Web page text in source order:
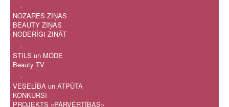
.
NOZARES ZIŅAS
BEAUTY ZIŅAS
NODERĪGI ZINĀT
.
STILS un MODE
Beauty TV
.
VESELĪBA un ATPŪTA
KONKURSI
PROJEKTS «PĀRVĒRTĪBAS»